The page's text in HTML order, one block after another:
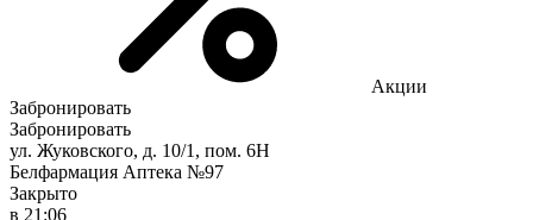
Акции
Забронировать
Забронировать
ул. Жуковского, д. 10/1, пом. 6Н
Белфармация Аптека №97
Закрыто
в 21:06